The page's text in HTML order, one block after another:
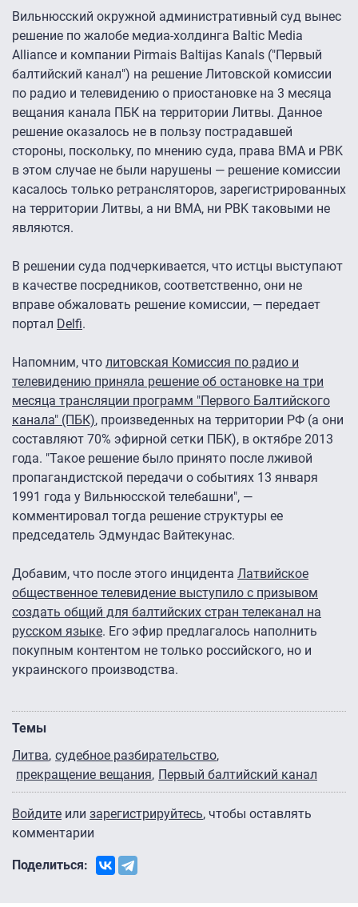
Вильнюсский окружной административный суд вынес
решение по жалобе медиа-холдинга Baltic Media
Alliance и компании Pirmais Baltijas Kanals ("Первый
балтийский канал") на решение Литовской комиссии
по радио и телевидению о приостановке на 3 месяца
вещания канала ПБК на территории Литвы. Данное
решение оказалось не в пользу пострадавшей
стороны, поскольку, по мнению суда, права BMA и PBK
в этом случае не были нарушены — решение комиссии
касалось только ретрансляторов, зарегистрированных
на территории Литвы, а ни BMA, ни PBK таковыми не
являются.
В решении суда подчеркивается, что истцы выступают
в качестве посредников, соответственно, они не
вправе обжаловать решение комиссии, — передает
портал Delfi.
Напомним, что литовская Комиссия по радио и
телевидению приняла решение об остановке на три
месяца трансляции программ "Первого Балтийского
канала" (ПБК), произведенных на территории РФ (а они
составляют 70% эфирной сетки ПБК), в октябре 2013
года. "Такое решение было принято после лживой
пропагандистской передачи о событиях 13 января
1991 года у Вильнюсской телебашни", —
комментировал тогда решение структуры ее
председатель Эдмундас Вайтекунас.
Добавим, что после этого инцидента Латвийское
общественное телевидение выступило с призывом
создать общий для балтийских стран телеканал на
русском языке. Его эфир предлагалось наполнить
покупным контентом не только российского, но и
украинского производства.
Темы
Литва судебное разбирательство
прекращение вещания
Первый балтийский канал
Войдите или зарегистрируйтесь, чтобы оставлять
комментарии
Поделиться: